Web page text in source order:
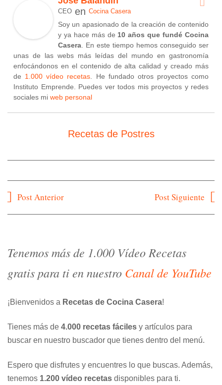
CEO en Cocina Casera
Soy un apasionado de la creación de contenido
y ya hace más de 10 años que fundé Cocina
Casera . En este tiempo hemos conseguido ser
unas de las webs más leídas del mundo en gastronomía
enfocándonos en el contenido de alta calidad y creado más
de 1.000 vídeo recetas . He fundado otros proyectos como
Instituto Emprende. Puedes ver todos mis proyectos y redes
sociales mi web personal
Recetas de Postres
Navegación
Post Anterior Post Siguiente
Tenemos más de 1.000 Vídeo Recetas
gratis para ti en nuestro Canal de YouTube
¡Bienvenidos a Recetas de Cocina Casera!
Tienes más de 4.000 recetas fáciles y artículos para
buscar en nuestro buscador que tienes dentro del menú.
Espero que disfrutes y encuentres lo que buscas. Además,
tenemos 1.200 vídeo recetas disponibles para ti.